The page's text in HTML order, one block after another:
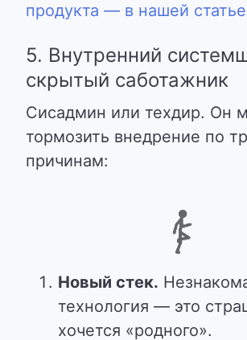
продукта — в нашей статье
5. Внутренний
скрытый саботажник
Сисадмин или техдир. Он
тормозить внедрение по
причинам:
Новый стек.
технология — это
хочется «родного».